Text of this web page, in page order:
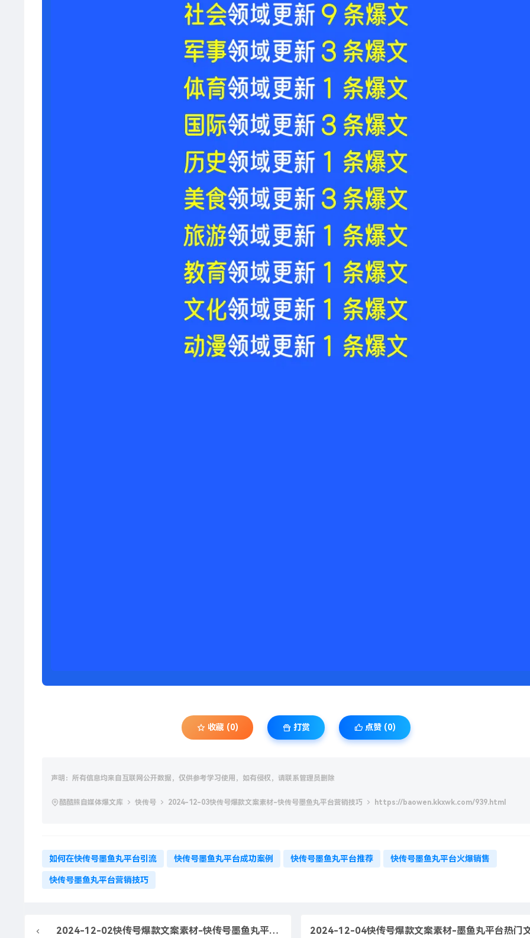
收藏 (0) 打赏 点赞 (0)
声明：所有信息均来自互联网公开数据，仅供参考学习使用，如有侵权，请联系管理员删除
酷酷熊自媒体爆文库 快传号 2024-12-03快传号爆款文案素材-快传号墨鱼丸平台营销技巧 https://baowen.kkxwk.com/939.html
如何在快传号墨鱼丸平台引流 快传号墨鱼丸平台成功案例 快传号墨鱼丸平台推荐 快传号墨鱼丸平台火爆销售
快传号墨鱼丸平台营销技巧
2024-12-02快传号爆款文案素材-快传号墨鱼丸平台使用技巧